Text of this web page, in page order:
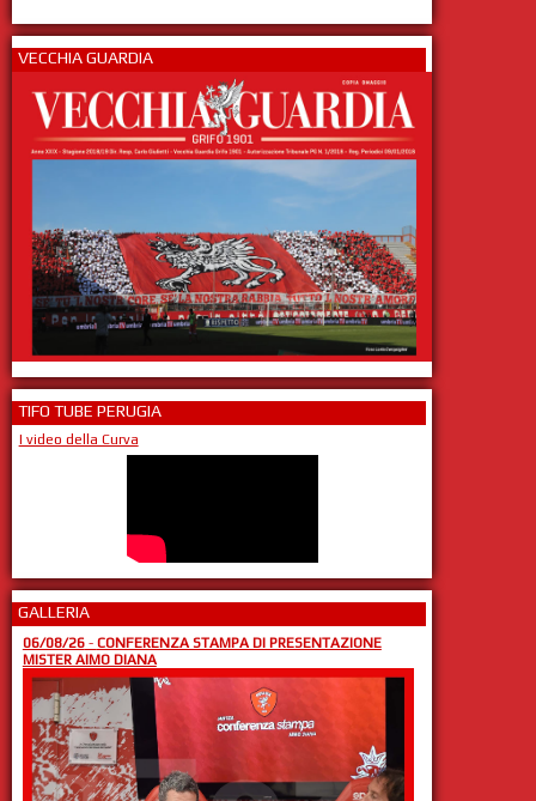
VECCHIA GUARDIA
TIFO TUBE PERUGIA
I video della Curva
GALLERIA
06/08/26- CONFERENZA STAMPA DI PRESENTAZIONE
MISTER AIMO DIANA